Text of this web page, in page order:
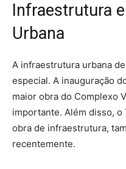
Infraestrutura
Urbana
A infraestrutura urbana
especial. A inauguração
maior obra do Complexo
importante. Além disso, o
obra de infraestrutura,
recentemente.